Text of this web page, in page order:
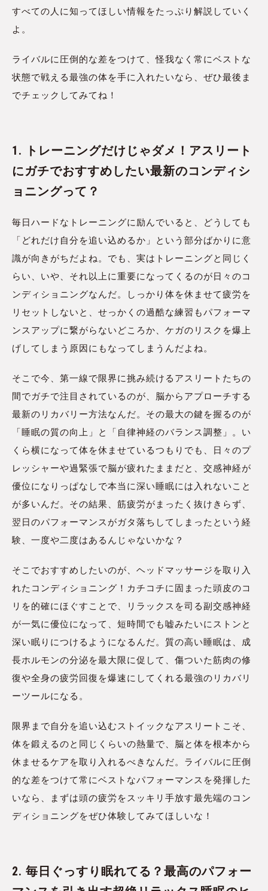
すべての人に知ってほしい情報をたっぷり解説していく
よ。
ライバルに圧倒的な差をつけて、怪我なく常にベストな
状態で戦える最強の体を手に入れたいなら、ぜひ最後ま
でチェックしてみてね！
1. トレーニングだけじゃダメ！アスリート
にガチでおすすめしたい最新のコンディシ
ョニングって？
毎日ハードなトレーニングに励んでいると、どうしても
「どれだけ自分を追い込めるか」という部分ばかりに意
識が向きがちだよね。でも、実はトレーニングと同じく
らい、いや、それ以上に重要になってくるのが日々のコ
ンディショニングなんだ。しっかり体を休ませて疲労を
リセットしないと、せっかくの過酷な練習もパフォーマ
ンスアップに繋がらないどころか、ケガのリスクを爆上
げしてしまう原因にもなってしまうんだよね。
そこで今、第一線で限界に挑み続けるアスリートたちの
間でガチで注目されているのが、脳からアプローチする
最新のリカバリー方法なんだ。その最大の鍵を握るのが
「睡眠の質の向上」と「自律神経のバランス調整」。い
くら横になって体を休ませているつもりでも、日々のプ
レッシャーや過緊張で脳が疲れたままだと、交感神経が
優位になりっぱなしで本当に深い睡眠には入れないこと
が多いんだ。その結果、筋疲労がまったく抜けきらず、
翌日のパフォーマンスがガタ落ちしてしまったという経
験、一度や二度はあるんじゃないかな？
そこでおすすめしたいのが、ヘッドマッサージを取り入
れたコンディショニング！カチコチに固まった頭皮のコ
リを的確にほぐすことで、リラックスを司る副交感神経
が一気に優位になって、短時間でも嘘みたいにストンと
深い眠りにつけるようになるんだ。質の高い睡眠は、成
長ホルモンの分泌を最大限に促して、傷ついた筋肉の修
復や全身の疲労回復を爆速にしてくれる最強のリカバリ
ーツールになる。
限界まで自分を追い込むストイックなアスリートこそ、
体を鍛えるのと同じくらいの熱量で、脳と体を根本から
休ませるケアを取り入れるべきなんだ。ライバルに圧倒
的な差をつけて常にベストなパフォーマンスを発揮した
いなら、まずは頭の疲労をスッキリ手放す最先端のコン
ディショニングをぜひ体験してみてほしいな！
2. 毎日ぐっすり眠れてる？最高のパフォー